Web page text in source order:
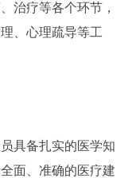
治疗等各个环节，
、心理疏导等工
具备扎实的医学知
面、准确的医疗建